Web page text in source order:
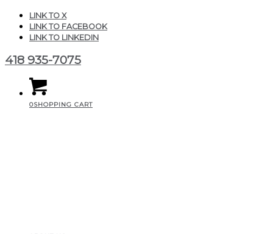
LINK TO X
LINK TO FACEBOOK
LINK TO LINKEDIN
418 935-7075
0SHOPPING CART